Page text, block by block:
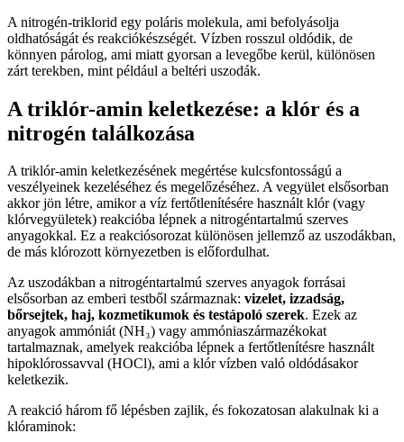
A nitrogén-triklorid egy poláris molekula, ami befolyásolja
oldhatóságát és reakciókészségét. Vízben rosszul oldódik, de
könnyen párolog, ami miatt gyorsan a levegőbe kerül, különösen
zárt terekben, mint például a beltéri uszodák.
A triklór-amin keletkezése: a klór és a
nitrogén találkozása
A triklór-amin keletkezésének megértése kulcsfontosságú a
veszélyeinek kezeléséhez és megelőzéséhez. A vegyület elsősorban
akkor jön létre, amikor a víz fertőtlenítésére használt klór (vagy
klórvegyületek) reakcióba lépnek a nitrogéntartalmú szerves
anyagokkal. Ez a reakciósorozat különösen jellemző az uszodákban,
de más klórozott környezetben is előfordulhat.
Az uszodákban a nitrogéntartalmú szerves anyagok forrásai
elsősorban az emberi testből származnak: vizelet, izzadság,
bőrsejtek, haj, kozmetikumok és testápoló szerek. Ezek az
anyagok ammóniát (NH₃) vagy ammóniaszármazékokat
tartalmaznak, amelyek reakcióba lépnek a fertőtlenítésre használt
hipoklórossavval (HOCl), ami a klór vízben való oldódásakor
keletkezik.
A reakció három fő lépésben zajlik, és fokozatosan alakulnak ki a
klóraminok: